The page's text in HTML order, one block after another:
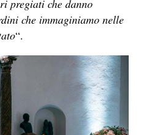
pregiati che danno
che immaginiamo nelle
“.